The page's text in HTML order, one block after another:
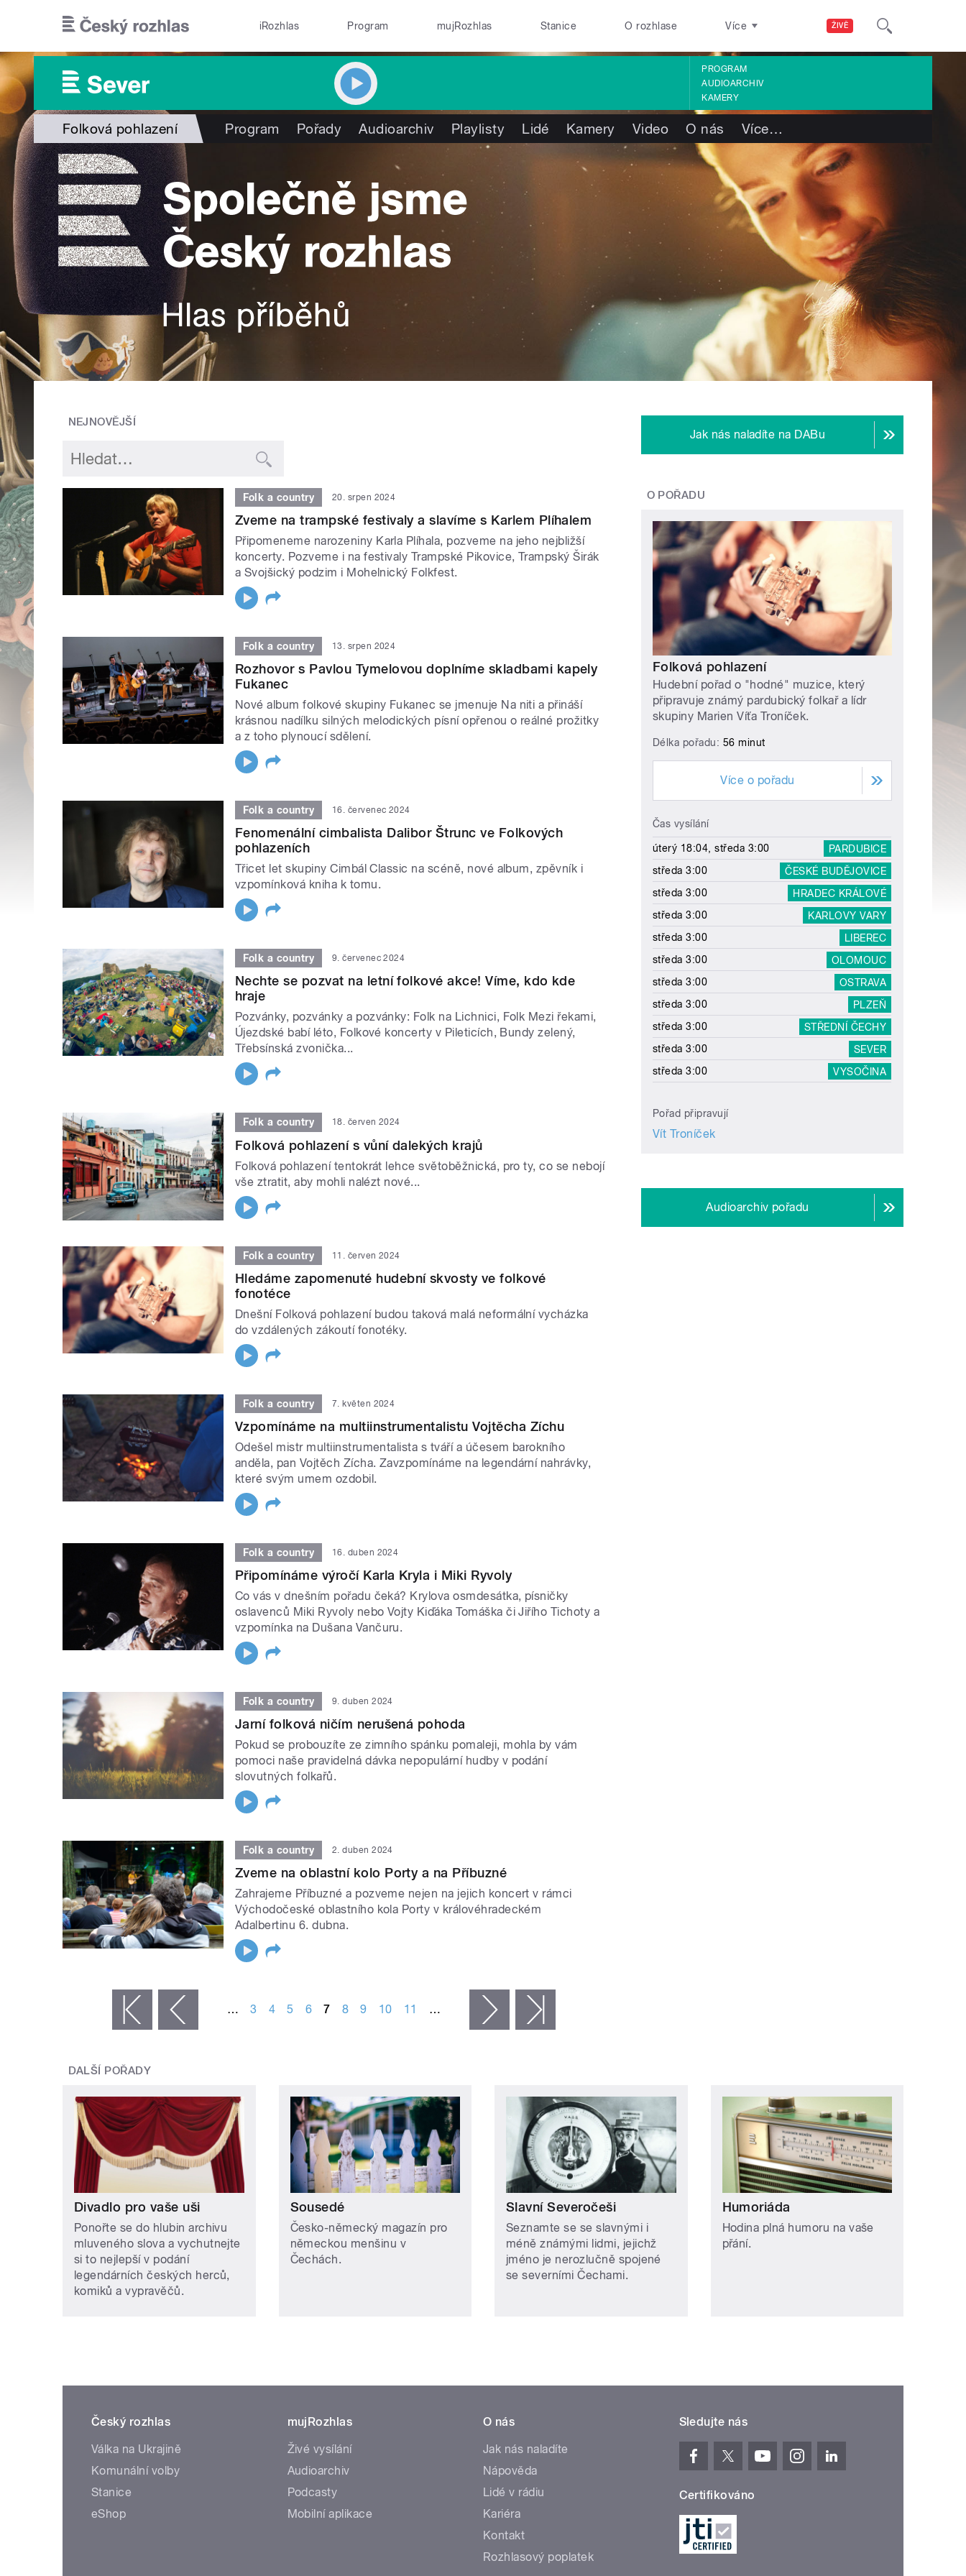
ŽIVĚ
iRozhlas Program mujRozhlas Stanice O rozhlase Více
PROGRAM
AUDIOARCHIV
KAMERY
Folková pohlazení Program Pořady Audioarchiv Playlisty Lidé Kamery Video O nás Více…
NEJNOVĚJŠÍ
Folk a country 20. srpen 2024
Zveme na trampské festivaly a slavíme s Karlem Plíhalem
Připomeneme narozeniny Karla Plíhala, pozveme na jeho nejbližší
koncerty. Pozveme i na festivaly Trampské Pikovice, Trampský Širák
a Svojšický podzim i Mohelnický Folkfest.
Folk a country 13. srpen 2024
Rozhovor s Pavlou Tymelovou doplníme skladbami kapely
Fukanec
Nové album folkové skupiny Fukanec se jmenuje Na niti a přináší
krásnou nadílku silných melodických písní opřenou o reálné prožitky
a z toho plynoucí sdělení.
Folk a country 16. červenec 2024
Fenomenální cimbalista Dalibor Štrunc ve Folkových
pohlazeních
Třicet let skupiny Cimbál Classic na scéně, nové album, zpěvník i
vzpomínková kniha k tomu.
Folk a country 9. červenec 2024
Nechte se pozvat na letní folkové akce! Víme, kdo kde
hraje
Pozvánky, pozvánky a pozvánky: Folk na Lichnici, Folk Mezi řekami,
Újezdské babí léto, Folkové koncerty v Pileticích, Bundy zelený,
Třebsínská zvonička...
Folk a country 18. červen 2024
Folková pohlazení s vůní dalekých krajů
Folková pohlazení tentokrát lehce světoběžnická, pro ty, co se nebojí
vše ztratit, aby mohli nalézt nové...
Folk a country 11. červen 2024
Hledáme zapomenuté hudební skvosty ve folkové
fonotéce
Dnešní Folková pohlazení budou taková malá neformální vycházka
do vzdálených zákoutí fonotéky.
Folk a country 7. květen 2024
Vzpomínáme na multiinstrumentalistu Vojtěcha Zíchu
Odešel mistr multiinstrumentalista s tváří a účesem barokního
anděla, pan Vojtěch Zícha. Zavzpomínáme na legendární nahrávky,
které svým umem ozdobil.
Folk a country 16. duben 2024
Připomínáme výročí Karla Kryla i Miki Ryvoly
Co vás v dnešním pořadu čeká? Krylova osmdesátka, písničky
oslavenců Miki Ryvoly nebo Vojty Kiďáka Tomáška či Jiřího Tichoty a
vzpomínka na Dušana Vančuru.
Folk a country 9. duben 2024
Jarní folková ničím nerušená pohoda
Pokud se probouzíte ze zimního spánku pomaleji, mohla by vám
pomoci naše pravidelná dávka nepopulární hudby v podání
slovutných folkařů.
Folk a country 2. duben 2024
Zveme na oblastní kolo Porty a na Příbuzné
Zahrajeme Příbuzné a pozveme nejen na jejich koncert v rámci
Východočeské oblastního kola Porty v královéhradeckém
Adalbertinu 6. dubna.
‹ předchozí … 3 4 5 6 7 8 9 10 11 … následující ›
Jak nás naladíte na DABu
O POŘADU
Folková pohlazení
Hudební pořad o "hodné" muzice, který
připravuje známý pardubický folkař a lídr
skupiny Marien Víťa Troníček.
Délka pořadu: 56 minut
Více o pořadu
Čas vysílání
úterý 18:04, středa 3:00
PARDUBICE
středa 3:00
ČESKÉ BUDĚJOVICE
středa 3:00
HRADEC KRÁLOVÉ
středa 3:00
KARLOVY VARY
středa 3:00
LIBEREC
středa 3:00
OLOMOUC
středa 3:00
OSTRAVA
středa 3:00
PLZEŇ
středa 3:00
STŘEDNÍ ČECHY
středa 3:00
SEVER
středa 3:00
VYSOČINA
Pořad připravují
Vít Troníček
Audioarchiv pořadu
DALŠÍ POŘADY
Divadlo pro vaše uši
Ponořte se do hlubin archivu
mluveného slova a vychutnejte
si to nejlepší v podání
legendárních českých herců,
komiků a vypravěčů.
Sousedé
Česko-německý magazín pro
německou menšinu v
Čechách.
Slavní Severočeši
Seznamte se se slavnými i
méně známými lidmi, jejichž
jméno je nerozlučně spojené
se severními Čechami.
Humoriáda
Hodina plná humoru na vaše
přání.
Český rozhlas
Válka na Ukrajině
Komunální volby
Stanice
eShop
mujRozhlas
Živé vysílání
Audioarchiv
Podcasty
Mobilní aplikace
O nás
Jak nás naladíte
Nápověda
Lidé v rádiu
Kariéra
Kontakt
Rozhlasový poplatek
Sledujte nás
Certifikováno